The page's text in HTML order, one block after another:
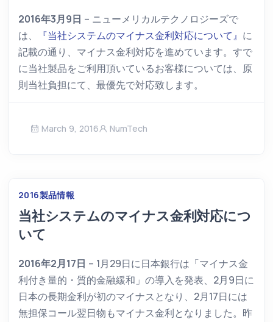
2016年3月9日 – ニューメリカルテクノロジーズで
は、
『当社システムのマイナス金利対応について』 に
記載の通り、マイナス金利対応を進めています。すで
に当社製品をご利用頂いているお客様については、原
則当社負担にて、最優先で対応致します。
March 9, 2016 NumTech
2016製品情報
当社システムのマイナス金利対応につ
いて
2016年2月17日 – 1月29日に日本銀行は「マイナス金
利付き量的・質的金融緩和」の導入を発表、2月9日に
日本の長期金利が初のマイナスとなり、2月17日には
無担保コール翌日物もマイナス金利となりました。昨